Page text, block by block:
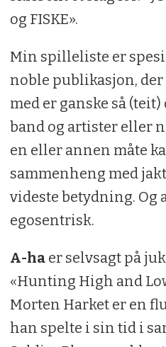
og FISKE».
Min spilleliste er
noble publikasjon,
med er ganske så
band og artister eller
en eller annen måte
sammenheng med
videste betydning. Og
egosentrisk.
A-haer selvsagt på
«Hunting High and
Morten Harket er en
han spelte i sin tid i